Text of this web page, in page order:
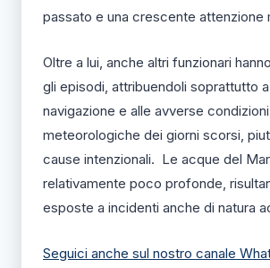
passato e una crescente attenzione
Oltre a lui, anche altri funzionari
gli episodi, attribuendoli soprattutto
navigazione e alle avverse condizioni
meteorologiche dei giorni scorsi,
cause intenzionali. Le acque del
relativamente poco profonde,
esposte a incidenti anche di natura
Seguici anche sul nostro canale